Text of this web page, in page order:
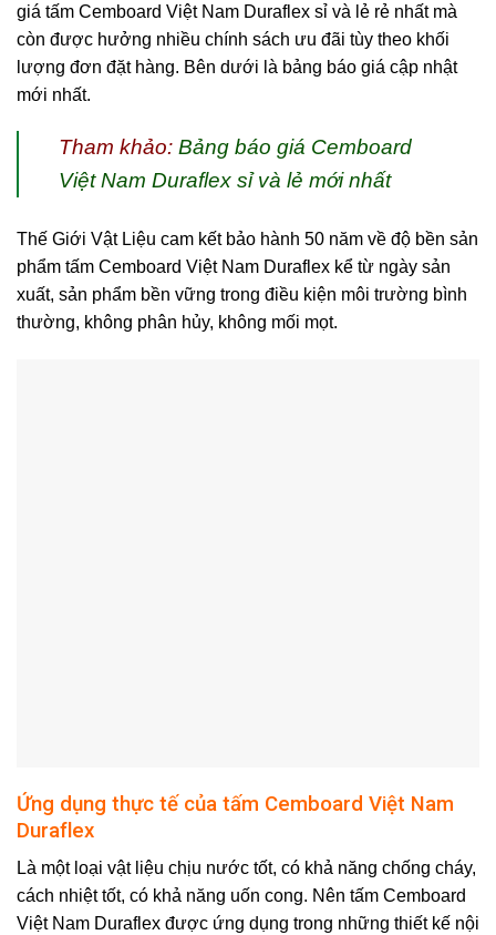
giá tấm Cemboard Việt Nam Duraflex sỉ và lẻ rẻ nhất mà
còn được hưởng nhiều chính sách ưu đãi tùy theo khối
lượng đơn đặt hàng. Bên dưới là bảng báo giá cập nhật
mới nhất.
Tham khảo: Bảng báo giá Cemboard
Việt Nam Duraflex sỉ và lẻ mới nhất
Thế Giới Vật Liệu cam kết bảo hành 50 năm về độ bền sản
phẩm tấm Cemboard Việt Nam Duraflex kể từ ngày sản
xuất, sản phẩm bền vững trong điều kiện môi trường bình
thường, không phân hủy, không mối mọt.
Ứng dụng thực tế của tấm Cemboard Việt Nam
Duraflex
Là một loại vật liệu chịu nước tốt, có khả năng chống cháy,
cách nhiệt tốt, có khả năng uốn cong. Nên tấm Cemboard
Việt Nam Duraflex được ứng dụng trong những thiết kế nội